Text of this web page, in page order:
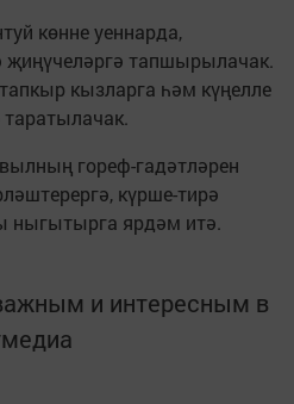
көнне уеннарда,
тапшырылачак.
кызларга һәм күңелле
гореф-гадәтләрен
күрше-тирә
ныгытырга ярдәм итә.
и интересным в